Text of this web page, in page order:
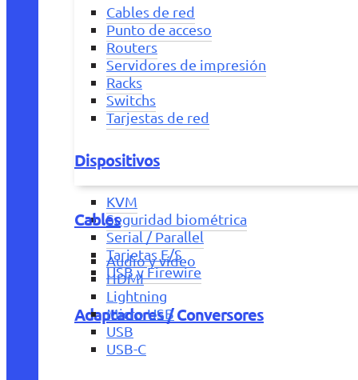
Cables de red
Punto de acceso
Routers
Servidores de impresión
Racks
Switchs
Tarjestas de red
Dispositivos
KVM
Seguridad biométrica
Serial / Parallel
Tarjetas E/S
USB y Firewire
Adaptadores / Conversores
Cables
Audio y vídeo
HDMI
Lightning
Micro USB
USB
USB-C